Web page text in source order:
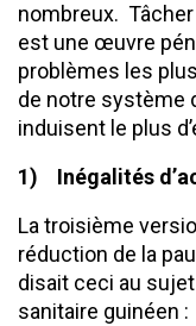
nombreux.
est une œuvre
problèmes les
de notre système
induisent le plus
1) Inégalités
La troisième
réduction de la
disait ceci au
sanitaire guinéen